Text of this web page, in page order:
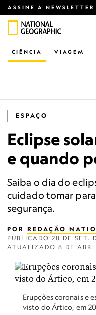
ASSINE A NEWSLETTER
CIÊNCIA VIAGEM
ESPAÇO
Eclipse
e quando
Saiba o dia do
cuidado tomar
segurança.
POR REDAÇÃO
PUBLICADO 28 DE SET.
ATUALIZADO 8 DE ABR.
Erupções coronais e
visto do Ártico, em